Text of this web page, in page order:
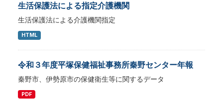
生活保護法による指定介護機関
生活保護法による介護機関指定
HTML
令和３年度平塚保健福祉事務所秦野センター年報
秦野市、伊勢原市の保健衛生等に関するデータ
PDF